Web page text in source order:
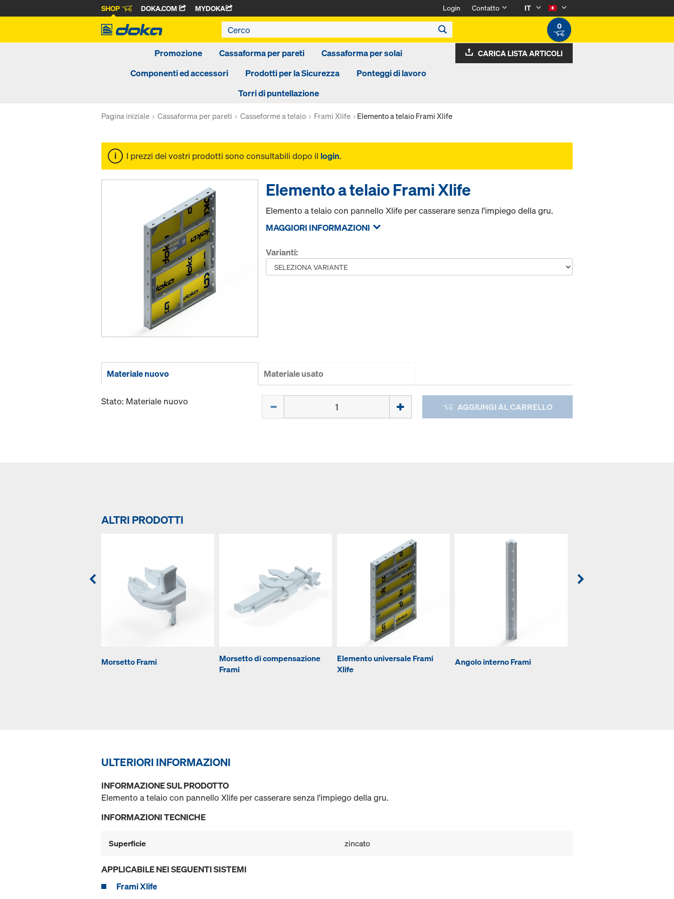
SHOP DOKA.COM MYDOKA Login Contatto
IT
0
Promozione Cassaforma per pareti
Cassaforma per solai
Componenti ed accessori
Prodotti per la Sicurezza
Ponteggi di lavoro
Torri di puntellazione
CARICA LISTA ARTICOLI
Pagina iniziale Cassaforma per pareti Casseforme a telaio Frami Xlife Elemento a telaio Frami Xlife
I prezzi dei vostri prodotti sono consultabili dopo il login.
Elemento a telaio Frami Xlife
Elemento a telaio con pannello Xlife per casserare senza l'impiego della gru.
MAGGIORI INFORMAZIONI
Varianti:
Materiale nuovo Materiale usato
Stato: Materiale nuovo AGGIUNGI AL CARRELLO
ALTRI PRODOTTI
Morsetto Frami
Morsetto di compensazione
Frami
Elemento universale Frami
Xlife
Angolo interno Frami
ULTERIORI INFORMAZIONI
INFORMAZIONE SUL PRODOTTO
Elemento a telaio con pannello Xlife per casserare senza l'impiego della gru.
INFORMAZIONI TECNICHE
Superficie zincato
APPLICABILE NEI SEGUENTI SISTEMI
Frami Xlife